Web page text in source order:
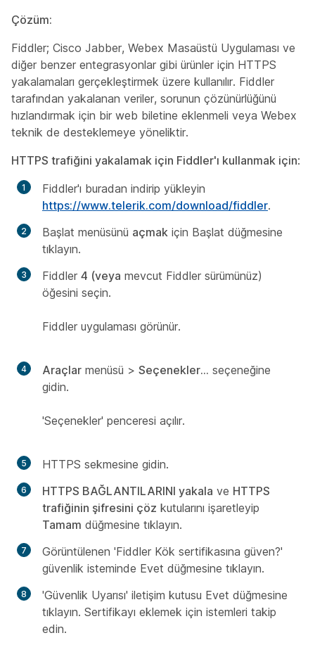
Çözüm:
Fiddler; Cisco Jabber, Webex Masaüstü Uygulaması ve
diğer benzer entegrasyonlar gibi ürünler için HTTPS
yakalamaları gerçekleştirmek üzere kullanılır. Fiddler
tarafından yakalanan veriler, sorunun çözünürlüğünü
hızlandırmak için bir web biletine eklenmeli veya Webex
teknik de desteklemeye yöneliktir.
HTTPS trafiğini yakalamak için Fiddler'ı kullanmak için:
Fiddler'ı buradan indirip yükleyin
https://www.telerik.com/download/fiddler.
Başlat menüsünü açmak için Başlat düğmesine
tıklayın.
Fiddler 4 (veya mevcut Fiddler sürümünüz)
öğesini seçin.
Fiddler uygulaması görünür.
Araçlar menüsü > Seçenekler... seçeneğine
gidin.
'Seçenekler' penceresi açılır.
HTTPS sekmesine gidin.
HTTPS BAĞLANTILARINI yakala ve HTTPS
trafiğinin şifresini çöz kutularını işaretleyip
Tamam düğmesine tıklayın.
Görüntülenen 'Fiddler Kök sertifikasına güven?'
güvenlik isteminde Evet düğmesine tıklayın.
'Güvenlik Uyarısı' iletişim kutusu Evet düğmesine
tıklayın. Sertifikayı eklemek için istemleri takip
edin.